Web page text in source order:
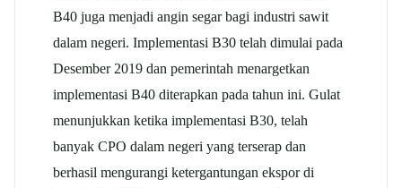
B40 juga menjadi angin segar bagi industri sawit
dalam negeri. Implementasi B30 telah dimulai pada
Desember 2019 dan pemerintah menargetkan
implementasi B40 diterapkan pada tahun ini. Gulat
menunjukkan ketika implementasi B30, telah
banyak CPO dalam negeri yang terserap dan
berhasil mengurangi ketergantungan ekspor di